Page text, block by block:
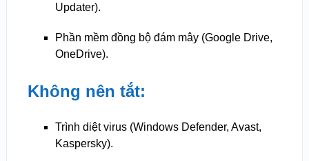
Updater).
Phần mềm đồng bộ đám mây (Google Drive,
OneDrive).
Không nên tắt:
Trình diệt virus (Windows Defender, Avast,
Kaspersky).